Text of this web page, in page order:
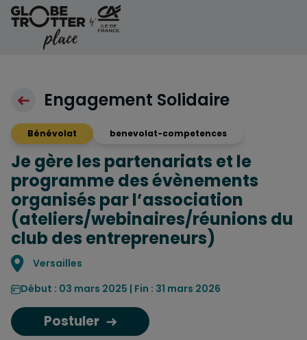
Aller au contenu
Engagement Solidaire
Bénévolat benevolat-competences
Je gère les partenariats et le
programme des évènements
organisés par l’association
(ateliers/webinaires/réunions du
club des entrepreneurs)
Localisation
Versailles
Début : 03 mars 2025 | Fin : 31 mars 2026
Postuler